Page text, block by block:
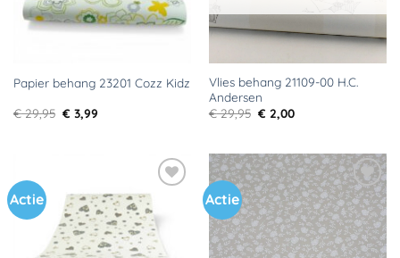
Papier behang 23201 Cozz Kidz
€29,95 Oorspronkelijke
prijs
€ 3,99Huidige
Vlies behang 21109-00 H.C.
Andersen
€29,95 Oorspronkelijke
prijs
€ 2,00Huidige
Actie
Toevoegen
aan
verlanglijst
Actie
Toevoegen
aan
verlanglijst